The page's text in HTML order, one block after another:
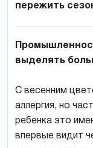
пережить
выделять
С весенним
аллергия, но
ребенка это
впервые видит